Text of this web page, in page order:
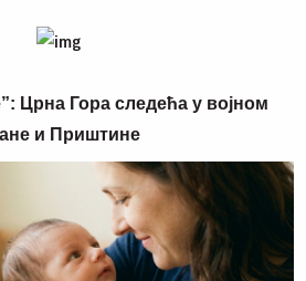
Црна Гора следећа у војном
и Приштине